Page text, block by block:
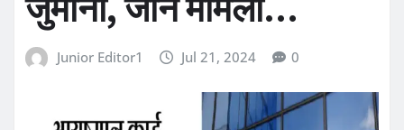
जुर्माना, जानें मामला…
Junior Editor1 Jul 21, 2024 0